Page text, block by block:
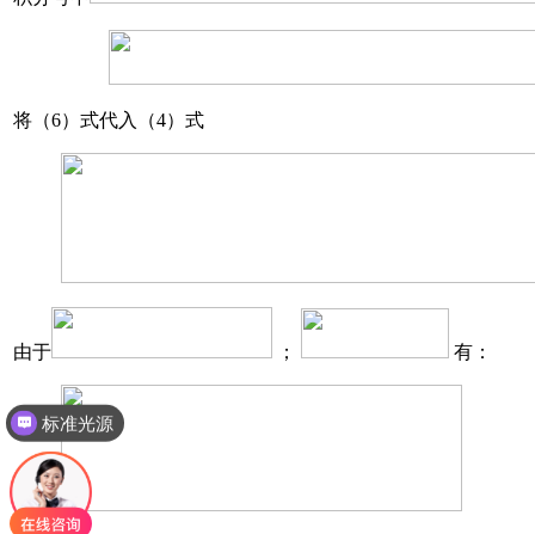
将（6）式代入（4）式
由于 ； 有：
标准光源